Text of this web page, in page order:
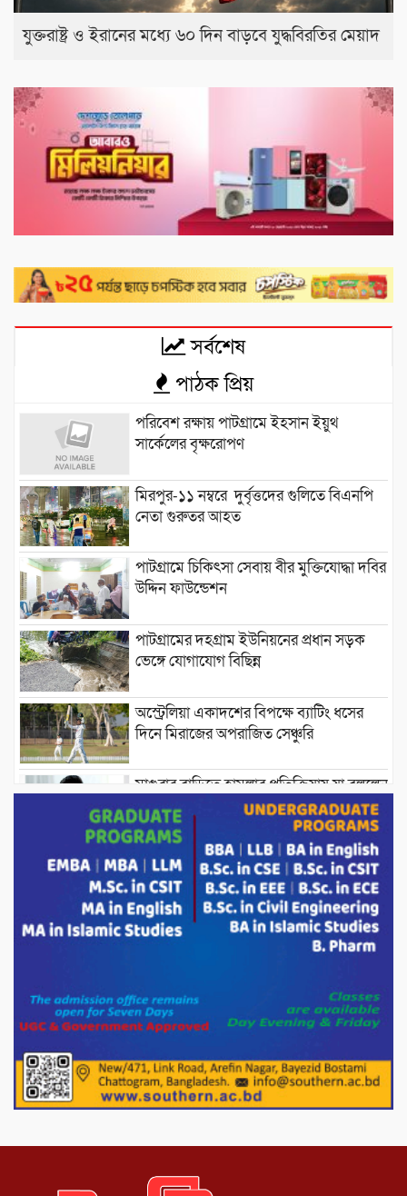
যুক্তরাষ্ট্র ও ইরানের মধ্যে ৬০ দিন বাড়বে যুদ্ধবিরতির মেয়াদ
সর্বশেষ
পাঠক প্রিয়
পরিবেশ রক্ষায় পাটগ্রামে ইহসান ইয়ুথ
সার্কেলের বৃক্ষরোপণ
মিরপুর-১১ নম্বরে দুর্বৃত্তদের গুলিতে বিএনপি
নেতা গুরুতর আহত
পাটগ্রামে চিকিৎসা সেবায় বীর মুক্তিযোদ্ধা দবির
উদ্দিন ফাউন্ডেশন
পাটগ্রামের দহগ্রাম ইউনিয়নের প্রধান সড়ক
ভেঙ্গে যোগাযোগ বিছিন্ন
অস্ট্রেলিয়া একাদশের বিপক্ষে ব্যাটিং ধসের
দিনে মিরাজের অপরাজিত সেঞ্চুরি
মাগুরার বাড়িতে হামলার প্রতিক্রিয়ায় যা বললেন
সাকিব।
দেশীয় পাঁচ প্রজাতির ছোট মাছে উদ্বেগজনক
মাত্রায় মাইক্রোপ্লাস্টিকের উপস্থিতি শনাক্ত ।
সরকারকে ব্যর্থ করতে দেশের বিরুদ্ধে একটি
দল চক্রান্ত চালিয়ে যাচ্ছে : রিজভী
দেশের বাজারে ভরিতে ১০ হাজার টাকা সোনার
দাম বাড়ানোর ঘোষণা।
ভারপ্রাপ্ত রাষ্ট্রপতি হাফিজ উদ্দিন আহমদের
সাথে এইচটি বাংলা অনলাইন পোর্টাল ও আইপি